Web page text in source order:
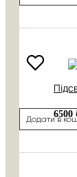
6500
Додати в